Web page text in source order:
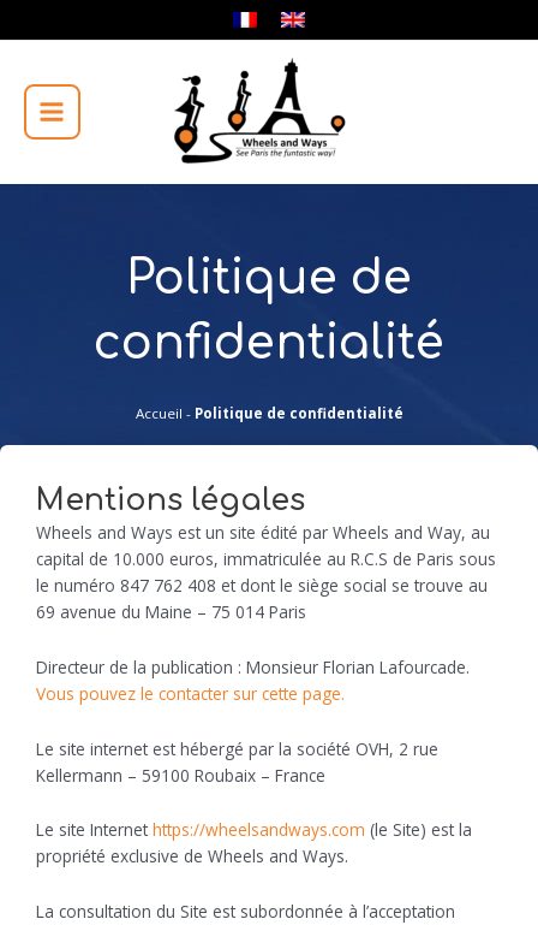
au
Menu
Politique de
confidentialité
Accueil - Politique de confidentialité
Mentions légales
Wheels and Ways est un site édité par Wheels and Way, au
capital de 10.000 euros, immatriculée au R.C.S de Paris sous
le numéro 847 762 408 et dont le siège social se trouve au
69 avenue du Maine – 75 014 Paris
Directeur de la publication : Monsieur Florian Lafourcade.
Vous pouvez le contacter sur cette page.
Le site internet est hébergé par la société OVH, 2 rue
Kellermann – 59100 Roubaix – France
Le site Internethttps://wheelsandways.com (le Site) est la
propriété exclusive de Wheels and Ways.
La consultation du Site est subordonnée à l’acceptation